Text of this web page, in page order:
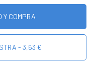
Y COMPRA
- 3,63 €